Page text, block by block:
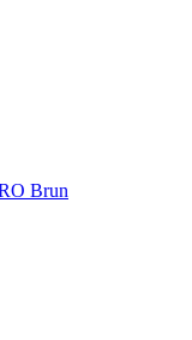
Brun